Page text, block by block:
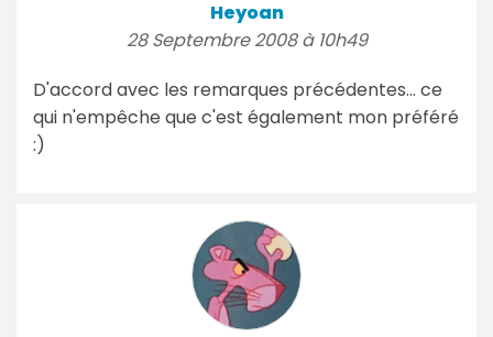
Heyoan
28 Septembre 2008 à 10h49
D'accord avec les remarques précédentes... ce
qui n'empêche que c'est également mon préféré
:)